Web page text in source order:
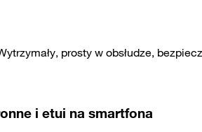
prosty w obsłudze,
i etui na smartfona